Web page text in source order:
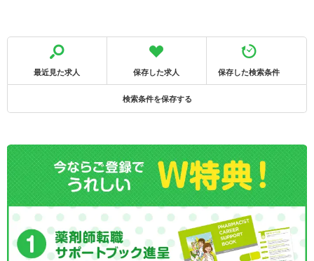
最近見た求人 保存した求人 保存した検索条件
検索条件を保存する